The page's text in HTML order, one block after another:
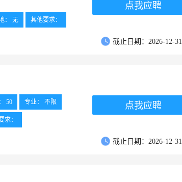
： 无 其他要求：
点我应聘
截止日期：2026-12-31
50 专业： 不限
求：
点我应聘
截止日期：2026-12-31